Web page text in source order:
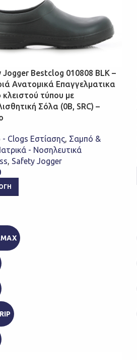
Jogger Bestclog 010808 BLK –
Ανατομικά Επαγγελματικα
τύπου με
Σόλα (0B, SRC) –
Clogs Εστίασης Σαμπό &
- Νοσηλευτικά
Safety Jogger